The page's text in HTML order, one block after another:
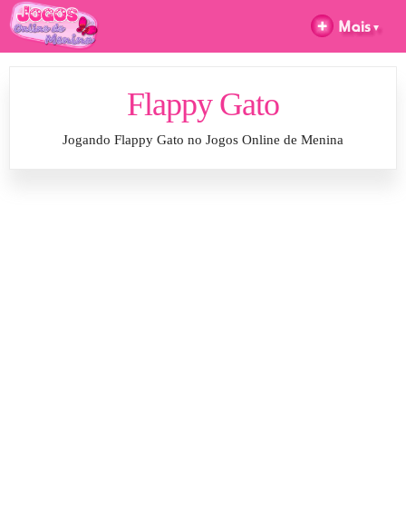
Flappy Gato
Jogando Flappy Gato no Jogos Online de Menina